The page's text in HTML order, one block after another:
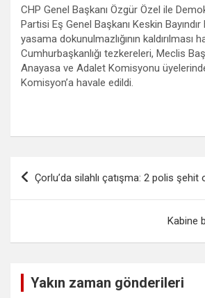
CHP Genel Başkanı Özgür Özel ile
Partisi Eş Genel Başkanı Keskin Bayındır
yasama dokunulmazlığının kaldırılması
Cumhurbaşkanlığı tezkereleri, Meclis
Anayasa ve Adalet Komisyonu
Komisyon’a havale edildi.
Yazı
gezinmesi
Çorlu’da silahlı çatışma: 2 polis şehit
Kabine
Yakın zaman gönderileri